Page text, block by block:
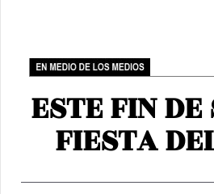
ESTE FIN
FIESTA